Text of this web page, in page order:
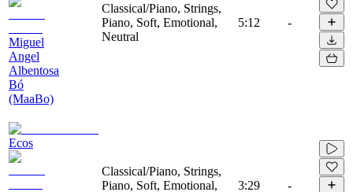
Miguel
Angel
Albentosa
Bó
(MaaBo)
Classical/Piano, Strings,
Piano, Soft, Emotional,
Neutral
5:12 -
Ecos
Classical/Piano, Strings,
Piano, Soft, Emotional,
3:29 -